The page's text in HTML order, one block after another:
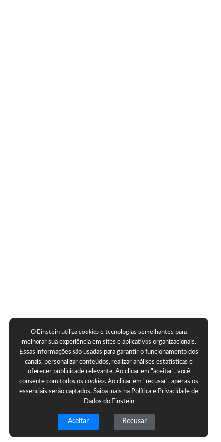
O Einstein utilizacookies e tecnologias semelhantes para
melhorar sua experiência em sites e aplicativos organizacionais.
Essas informações são usadas para garantir o funcionamento dos
canais, personalizar conteúdos, realizar análises estatísticas e
oferecer publicidade relevante. Ao clicar em "aceitar", você
consente com todos oscookies. Ao clicar em "recusar", apenas os
essenciais serão captados. Saiba mais na Política e Privacidade de
Dados do Einstein
Aceitar Recusar